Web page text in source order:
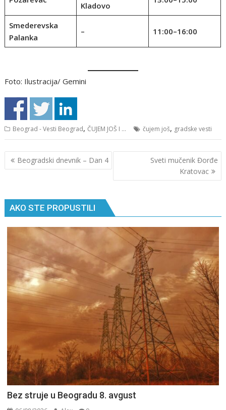
Kladovo
Smederevska
Palanka
– 11:00–16:00
Foto: Ilustracija/ Gemini
Beograd - Vesti Beograd,ČUJEM JOŠ I ... čujem još, gradske vesti
Кретање
чланка
Beogradski dnevnik – Dan 4
Sveti mučenik Đorđe
Kratovac
AKO STE PROPUSTILI
Bez struje u Beogradu 8. avgust